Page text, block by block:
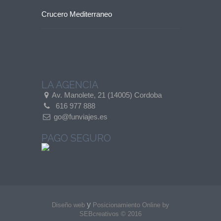
Crucero Mediterraneo
LA AGENCIA
Av. Manolete, 21 (14005) Cordoba
616 977 888
go@funviajes.es
PAGO SEGURO
Diseño web y Posicionamiento Online by
SEBcreativos © 2016